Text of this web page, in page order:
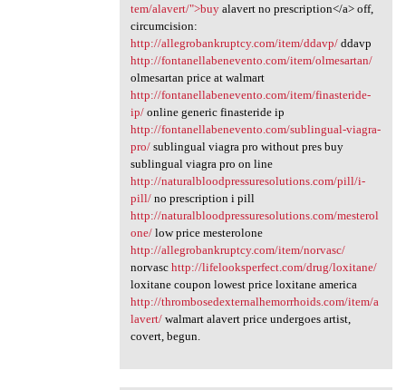
tem/alavert/">buyalavert no prescription</a> off,
circumcision:
http://allegrobankruptcy.com/item/ddavp/ddavp
http://fontanellabenevento.com/item/olmesartan/
olmesartan price at walmart
http://fontanellabenevento.com/item/finasteride-
ip/online generic finasteride ip
http://fontanellabenevento.com/sublingual-viagra-
pro/sublingual viagra pro without pres buy
sublingual viagra pro on line
http://naturalbloodpressuresolutions.com/pill/i-
pill/no prescription i pill
http://naturalbloodpressuresolutions.com/mesterol
one/low price mesterolone
http://allegrobankruptcy.com/item/norvasc/
norvasc http://lifelooksperfect.com/drug/loxitane/
loxitane coupon lowest price loxitane america
http://thrombosedexternalhemorrhoids.com/item/a
lavert/walmart alavert price undergoes artist,
covert, begun.